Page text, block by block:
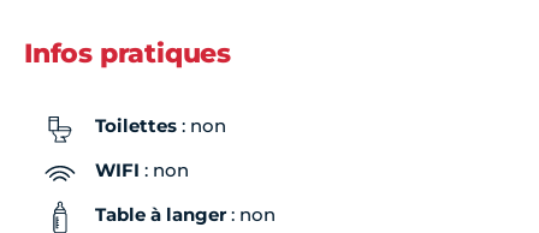
Infos pratiques
Toilettes : non
WIFI : non
Table à langer: non